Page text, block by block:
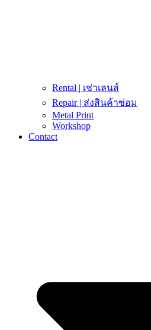
Rental | เช่าเลนส์
Repair | ส่งสินค้าซ่อม
Metal Print
Workshop
Contact